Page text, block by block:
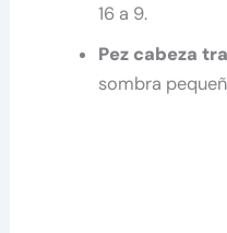
16 a 9.
Pez cabeza
sombra